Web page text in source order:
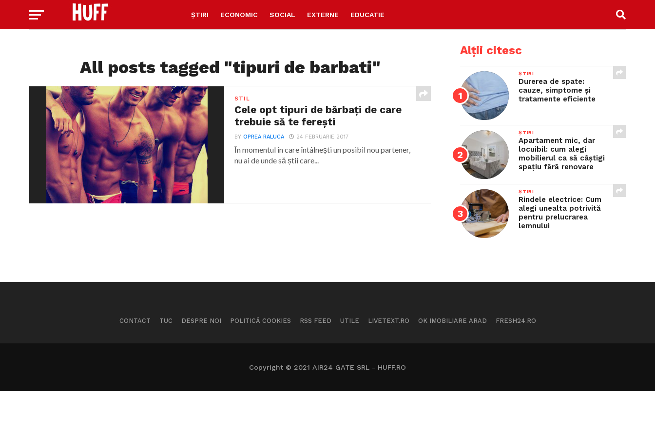
ȘTIRI ECONOMIC SOCIAL EXTERNE EDUCATIE
All posts tagged "tipuri de barbati"
STIL
Cele opt tipuri de bărbați de care
trebuie să te ferești
BYOPREA RALUCA 24 FEBRUARIE 2017
În momentul în care întâlnești un posibil nou partener,
nu ai de unde să știi care...
Alții citesc
ȘTIRI
Durerea de spate:
cauze, simptome și
tratamente eficiente
ȘTIRI
Apartament mic, dar
locuibil: cum alegi
mobilierul ca să câștigi
spațiu fără renovare
ȘTIRI
Rindele electrice: Cum
alegi unealta potrivită
pentru prelucrarea
lemnului
CONTACT TUC DESPRE NOI POLITICĂ COOKIES RSS FEED UTILE LIVETEXT.RO OK IMOBILIARE ARAD FRESH24.RO
Copyright © 2021 AIR24 GATE SRL - HUFF.RO